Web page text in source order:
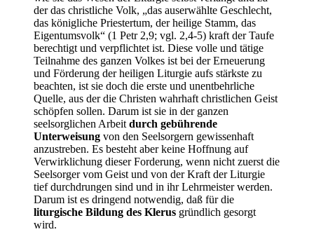
der das christliche Volk, „das auserwählte Geschlecht,
das königliche Priestertum, der heilige Stamm, das
Eigentumsvolk“ (1 Petr 2,9; vgl. 2,4-5) kraft der Taufe
berechtigt und verpflichtet ist. Diese volle und tätige
Teilnahme des ganzen Volkes ist bei der Erneuerung
und Förderung der heiligen Liturgie aufs stärkste zu
beachten, ist sie doch die erste und unentbehrliche
Quelle, aus der die Christen wahrhaft christlichen Geist
schöpfen sollen. Darum ist sie in der ganzen
seelsorglichen Arbeit durch gebührende
Unterweisung von den Seelsorgern gewissenhaft
anzustreben. Es besteht aber keine Hoffnung auf
Verwirklichung dieser Forderung, wenn nicht zuerst die
Seelsorger vom Geist und von der Kraft der Liturgie
tief durchdrungen sind und in ihr Lehrmeister werden.
Darum ist es dringend notwendig, daß für die
liturgische Bildung des Klerus gründlich gesorgt
wird.